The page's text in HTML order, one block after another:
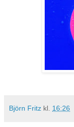
Björn Fritz kl. 16:26